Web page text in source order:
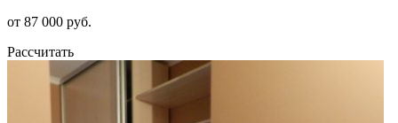
от 87 000 руб.
Рассчитать